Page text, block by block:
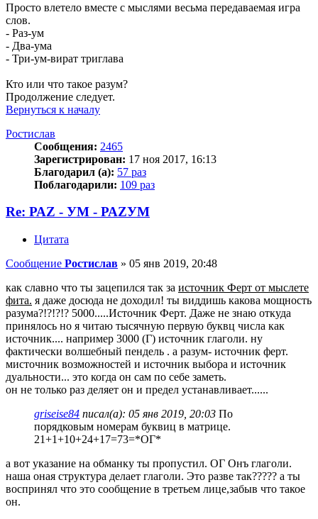
Просто влетело вместе с мыслями весьма передаваемая игра
слов.
- Раз-ум
- Два-ума
- Три-ум-вират триглава
Кто или что такое разум?
Продолжение следует.
Вернуться к началу
Ростислав
Сообщения: 2465
Зарегистрирован: 17 ноя 2017, 16:13
Благодарил (а): 57 раз
Поблагодарили: 109 раз
Re: РАZ - УМ - РАZУМ
Цитата
Сообщение Ростислав » 05 янв 2019, 20:48
как славно что ты зацепился так за источник Ферт от мыслете
фита. я даже досюда не доходил! ты виддишь какова мощность
разума?!?!?!? 5000.....Источник Ферт. Даже не знаю откуда
принялось но я читаю тысячную первую буквц числа как
источник.... например 3000 (Г) источник глаголи. ну
фактически волшебный пендель . а разум- источник ферт.
мисточник возможностей и источник выбора и источник
дуальности... это когда он сам по себе заметь.
он не только раз деляет он и предел устанавливает......
griseise84 писал(а): 05 янв 2019, 20:03 По
порядковым номерам буквиц в матрице.
21+1+10+24+17=73=*ОГ*
а вот указание на обманку ты пропустил. ОГ Онъ глаголи.
наша оная структура делает глаголи. Это разве так????? а ты
воспринял что это сообщение в третьем лице,забыв что такое
он.